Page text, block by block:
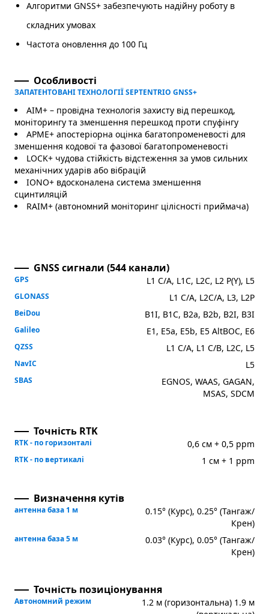
Алгоритми GNSS+ забезпечують надійну роботу в
складних умовах
Частота оновлення до 100 Гц
Особливості
ЗАПАТЕНТОВАНІ ТЕХНОЛОГІЇ SEPTENTRIO GNSS+
AIM+ – провідна технологія захисту від перешкод,
моніторингу та зменшення перешкод проти спуфінгу
APME+ апостеріорна оцінка багатопроменевості для
зменшення кодової та фазової багатопроменевості
LOCK+ чудова стійкість відстеження за умов сильних
механічних ударів або вібрацій
IONO+ вдосконалена система зменшення
сцинтиляцій
RAIM+ (автономний моніторинг цілісності приймача)
GNSS сигнали (544 канали)
GPS L1 C/A, L1C, L2C, L2 P(Y), L5
GLONASS L1 C/A, L2C/A, L3, L2P
BeiDou B1I, B1C, B2a, B2b, B2I, B3I
Galileo E1, E5a, E5b, E5 AltBOC, E6
QZSS L1 C/A, L1 C/B, L2C, L5
NavIC L5
SBAS
EGNOS, WAAS, GAGAN,
MSAS, SDCM
Точність RTK
RTK - по горизонталі 0,6 см + 0,5 ppm
RTK - по вертикалі 1 см + 1 ppm
Визначення кутів
антенна база 1 м
0.15° (Курс), 0.25° (Тангаж/
Крен)
антенна база 5 м
0.03° (Курс), 0.05° (Тангаж/
Крен)
Точність позиціонування
Автономний режим
1.2 м (горизонтальна) 1.9 м